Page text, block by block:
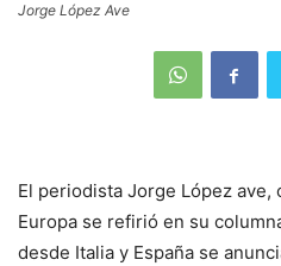
Jorge López Ave
El periodista Jorge López
Europa se refirió en su
desde Italia y España se